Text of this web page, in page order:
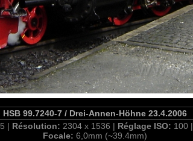
HSB 99.7240-7 / Drei-Annen-Höhne 23.4.2006
| Résolution: 2304 x 1536 | Réglage ISO: 100 |
Focale: 6,0mm (~39.4mm)